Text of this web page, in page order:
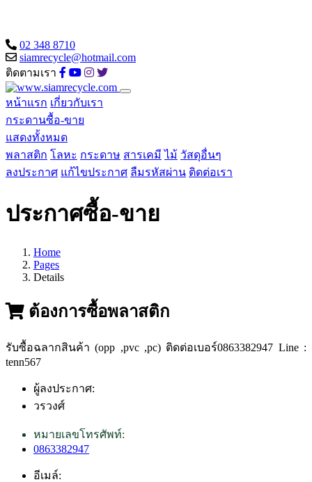
02 348 8710
siamrecycle@hotmail.com
ติดตามเรา
หน้าแรก เกี่ยวกับเรา
กระดานซื้อ-ขาย
แสดงทั้งหมด
พลาสติก โลหะ กระดาษ สารเคมี ไม้ วัสดุอื่นๆ
ลงประกาศ แก้ไขประกาศ ลืมรหัสผ่าน ติดต่อเรา
ประกาศซื้อ-ขาย
Home
Pages
Details
ต้องการซื้อพลาสติก
รับซื้อฉลากสินค้า (opp ,pvc ,pc) ติดต่อเบอร์0863382947 Line :
tenn567
ผู้ลงประกาศ:
วรวงศ์
หมายเลขโทรศัพท์:
0863382947
อีเมล์: